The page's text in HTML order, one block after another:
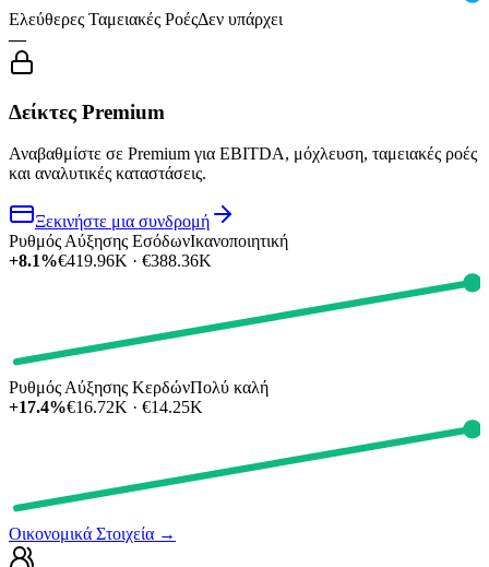
Ελεύθερες Ταμειακές ΡοέςΔεν υπάρχει
—
Δείκτες Premium
Αναβαθμίστε σε Premium για EBITDA, μόχλευση, ταμειακές ροές
και αναλυτικές καταστάσεις.
Ξεκινήστε μια συνδρομή
Ρυθμός Αύξησης ΕσόδωνΙκανοποιητική
+8.1%€419.96K · €388.36K
Ρυθμός Αύξησης ΚερδώνΠολύ καλή
+17.4%€16.72K · €14.25K
Οικονομικά Στοιχεία →